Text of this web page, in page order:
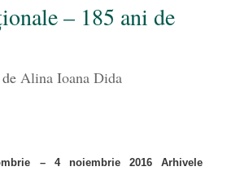
– 185 ani de
de Alina Ioana Dida
– 4 noiembrie 2016 Arhivele